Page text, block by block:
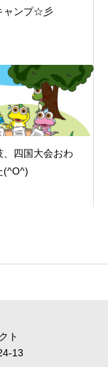
ャンプ☆彡
、四国大会おわ
(^O^)
ト
13